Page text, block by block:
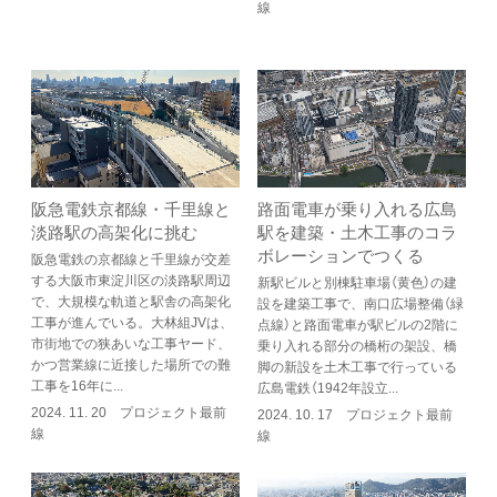
線
阪急電鉄京都線・千里線と
淡路駅の高架化に挑む
阪急電鉄の京都線と千里線が交差
する大阪市東淀川区の淡路駅周辺
で、大規模な軌道と駅舎の高架化
工事が進んでいる。大林組JVは、
市街地での狭あいな工事ヤード、
かつ営業線に近接した場所での難
工事を16年に...
2024. 11. 20 プロジェクト最前
線
路面電車が乗り入れる広島
駅を建築・土木工事のコラ
ボレーションでつくる
新駅ビルと別棟駐車場（黄色）の建
設を建築工事で、南口広場整備（緑
点線）と路面電車が駅ビルの2階に
乗り入れる部分の橋桁の架設、橋
脚の新設を土木工事で行っている
広島電鉄（1942年設立...
2024. 10. 17 プロジェクト最前
線